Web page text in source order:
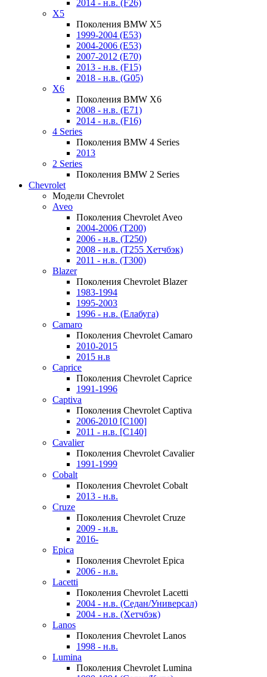
2014 - н.в. (F26)
X5
Поколения BMW X5
1999-2004 (E53)
2004-2006 (E53)
2007-2012 (E70)
2013 - н.в. (F15)
2018 - н.в. (G05)
X6
Поколения BMW X6
2008 - н.в. (E71)
2014 - н.в. (F16)
4 Series
Поколения BMW 4 Series
2013
2 Series
Поколения BMW 2 Series
Chevrolet
Модели Chevrolet
Aveo
Поколения Chevrolet Aveo
2004-2006 (T200)
2006 - н.в. (T250)
2008 - н.в. (T255 Хетчбэк)
2011 - н.в. (Т300)
Blazer
Поколения Chevrolet Blazer
1983-1994
1995-2003
1996 - н.в. (Елабуга)
Camaro
Поколения Chevrolet Camaro
2010-2015
2015 н.в
Caprice
Поколения Chevrolet Caprice
1991-1996
Captiva
Поколения Chevrolet Captiva
2006-2010 [C100]
2011 - н.в. [C140]
Cavalier
Поколения Chevrolet Cavalier
1991-1999
Cobalt
Поколения Chevrolet Cobalt
2013 - н.в.
Cruze
Поколения Chevrolet Cruze
2009 - н.в.
2016-
Epica
Поколения Chevrolet Epica
2006 - н.в.
Lacetti
Поколения Chevrolet Lacetti
2004 - н.в. (Седан/Универсал)
2004 - н.в. (Хетчбэк)
Lanos
Поколения Chevrolet Lanos
1998 - н.в.
Lumina
Поколения Chevrolet Lumina